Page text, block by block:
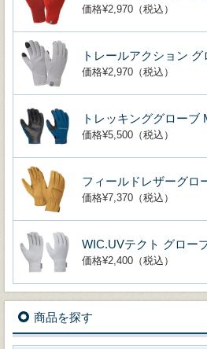
価格¥2,970（税込）
トレールアクション
価格¥2,970（税込）
トレッキンググローブ
価格¥5,500（税込）
フィールドレザーグロ
価格¥7,370（税込）
WIC.UVテクト グロー
価格¥2,400（税込）
商品を探す